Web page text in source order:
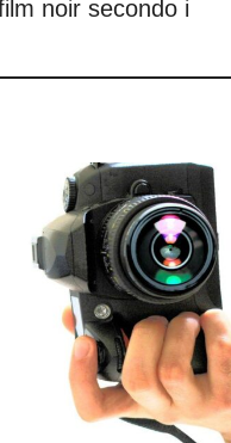
noir secondo i